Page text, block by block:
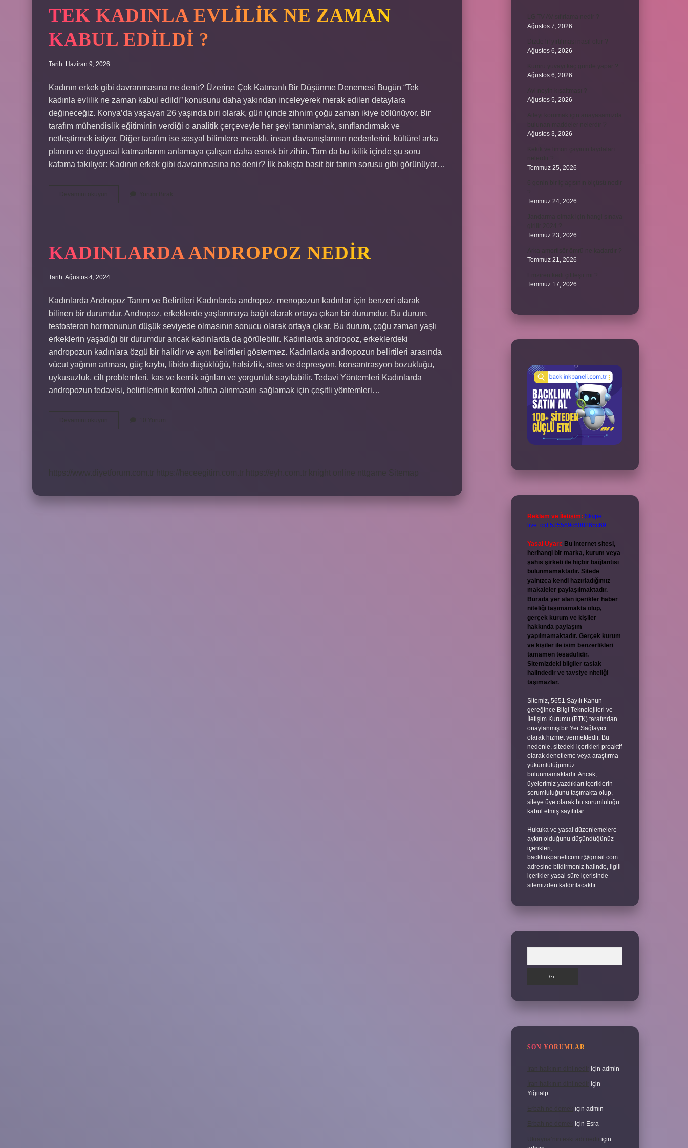
TEK KADINLA EVLILIK NE ZAMAN
KABUL EDILDI ?
Tarih: Haziran 9, 2026
Kadının erkek gibi davranmasına ne denir? Üzerine Çok Katmanlı Bir Düşünme Denemesi Bugün “Tek
kadınla evlilik ne zaman kabul edildi” konusunu daha yakından inceleyerek merak edilen detaylara
değineceğiz. Konya’da yaşayan 26 yaşında biri olarak, gün içinde zihnim çoğu zaman ikiye bölünüyor. Bir
tarafım mühendislik eğitiminin verdiği o analitik çerçeveyle her şeyi tanımlamak, sınıflandırmak ve
netleştirmek istiyor. Diğer tarafım ise sosyal bilimlere meraklı, insan davranışlarının nedenlerini, kültürel arka
planını ve duygusal katmanlarını anlamaya çalışan daha esnek bir zihin. Tam da bu ikilik içinde şu soru
kafama takılıyor: Kadının erkek gibi davranmasına ne denir? İlk bakışta basit bir tanım sorusu gibi görünüyor…
edildi
?
KADINLARDA ANDROPOZ NEDIR
Tarih: Ağustos 4, 2024
Kadınlarda Andropoz Tanım ve Belirtileri Kadınlarda andropoz, menopozun kadınlar için benzeri olarak
bilinen bir durumdur. Andropoz, erkeklerde yaşlanmaya bağlı olarak ortaya çıkan bir durumdur. Bu durum,
testosteron hormonunun düşük seviyede olmasının sonucu olarak ortaya çıkar. Bu durum, çoğu zaman yaşlı
erkeklerin yaşadığı bir durumdur ancak kadınlarda da görülebilir. Kadınlarda andropoz, erkeklerdeki
andropozun kadınlara özgü bir halidir ve aynı belirtileri göstermez. Kadınlarda andropozun belirtileri arasında
vücut yağının artması, güç kaybı, libido düşüklüğü, halsizlik, stres ve depresyon, konsantrasyon bozukluğu,
uykusuzluk, cilt problemleri, kas ve kemik ağrıları ve yorgunluk sayılabilir. Tedavi Yöntemleri Kadınlarda
andropozun tedavisi, belirtilerinin kontrol altına alınmasını sağlamak için çeşitli yöntemleri…
https://www.diyetforum.com.tr https://heceegitim.com.tr
Ağustos 7, 2026
Ağustos 6, 2026
Ağustos 6, 2026
Ağustos 5, 2026
Ağustos 3, 2026
Temmuz 25, 2026
Temmuz 24, 2026
Temmuz 23, 2026
Temmuz 21, 2026
Temmuz 17, 2026
Reklam ve İletişim: Skype:
live:.cid.575569c608265c69
Yasal Uyarı: Bu internet sitesi,
herhangi bir marka, kurum veya
şahıs şirketi ile hiçbir bağlantısı
bulunmamaktadır. Sitede
yalnızca kendi hazırladığımız
makaleler paylaşılmaktadır.
Burada yer alan içerikler haber
niteliği taşımamakta olup,
gerçek kurum ve kişiler
hakkında paylaşım
yapılmamaktadır. Gerçek kurum
ve kişiler ile isim benzerlikleri
tamamen tesadüfidir.
Sitemizdeki bilgiler taslak
halindedir ve tavsiye niteliği
taşımazlar.
Sitemiz, 5651 Sayılı Kanun
gereğince Bilgi Teknolojileri ve
İletişim Kurumu (BTK) tarafından
onaylanmış bir Yer Sağlayıcı
olarak hizmet vermektedir. Bu
nedenle, sitedeki içerikleri proaktif
olarak denetleme veya araştırma
yükümlülüğümüz
bulunmamaktadır. Ancak,
üyelerimiz yazdıkları içeriklerin
sorumluluğunu taşımakta olup,
siteye üye olarak bu sorumluluğu
kabul etmiş sayılırlar.
Hukuka ve yasal düzenlemelere
aykırı olduğunu düşündüğünüz
içerikleri,
backlinkpanelicomtr@gmail.com
adresine bildirmeniz halinde, ilgili
içerikler yasal süre içerisinde
sitemizden kaldırılacaktır.
SON YORUMLAR
İran halkının dini nedir için admin
İran halkının dini nedir için
Yiğitalp
Erbah ne demek için admin
Erbah ne demek için Esra
Ukrayna’nın eski adı nedir için